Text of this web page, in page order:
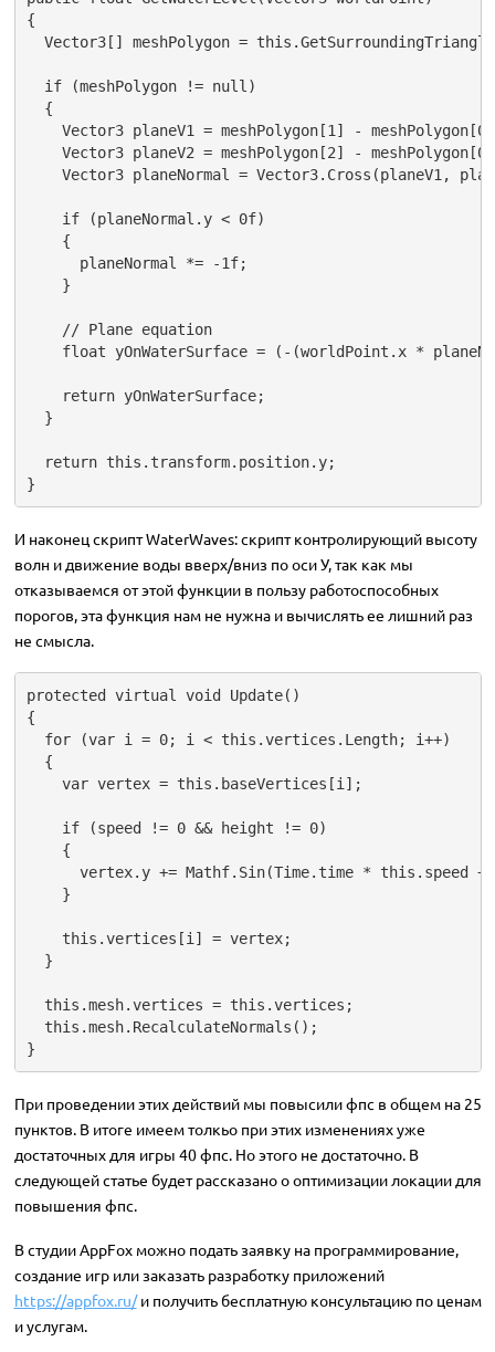
{
Vector3[] meshPolygon =
  if (meshPolygon != null)
  {
Vector3 planeV1 = meshPolygon[1] -
Vector3 planeV2 = meshPolygon[2] -
Vector3 planeNormal = Vector3.Cross(planeV1,
    if (planeNormal.y < 0f)
    {
      planeNormal *= -1f;
    }
    // Plane equation
float yOnWaterSurface = (-(worldPoint.x *
    return yOnWaterSurface;
  }
  return this.transform.position.y;
}
И наконец скрипт WaterWaves: скрипт контролирующий высоту
волн и движение воды вверх/вниз по оси У, так как мы
отказываемся от этой функции в пользу работоспособных
порогов, эта функция нам не нужна и вычислять ее лишний раз
не смысла.
protected virtual void Update()
{
  for (var i = 0; i < this.vertices.Length; i++)
  {
    var vertex = this.baseVertices[i];
    if (speed != 0 && height != 0)
    {
vertex.y += Mathf.Sin(Time.time * this.speed
    }
    this.vertices[i] = vertex;
  }
  this.mesh.vertices = this.vertices;
  this.mesh.RecalculateNormals();
}
При проведении этих действий мы повысили фпс в общем на 25
пунктов. В итоге имеем толкьо при этих изменениях уже
достаточных для игры 40 фпс. Но этого не достаточно. В
следующей статье будет рассказано о оптимизации локации для
повышения фпс.
В студии AppFox можно подать заявку на программирование,
создание игр или заказать разработку приложений
https://appfox.ru/и получить бесплатную консультацию по ценам
и услугам.